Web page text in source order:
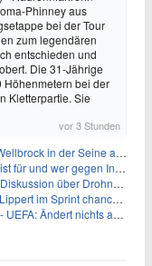
Phinney aus
bei der Tour
zum legendären
entschieden und
Die 31-Jährige
Höhenmetern bei der
Kletterpartie. Sie
vor 3 Stunden
in der Seine ausgebremst
und wer gegen Infantino?
über Drohnenabwehr
im Sprint chancenlos
Ändert nichts an Boykott